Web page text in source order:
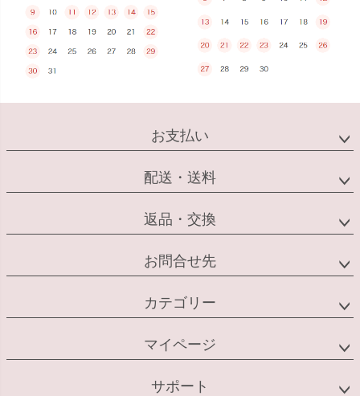
お支払い
配送・送料
返品・交換
お問合せ先
カテゴリー
マイページ
サポート